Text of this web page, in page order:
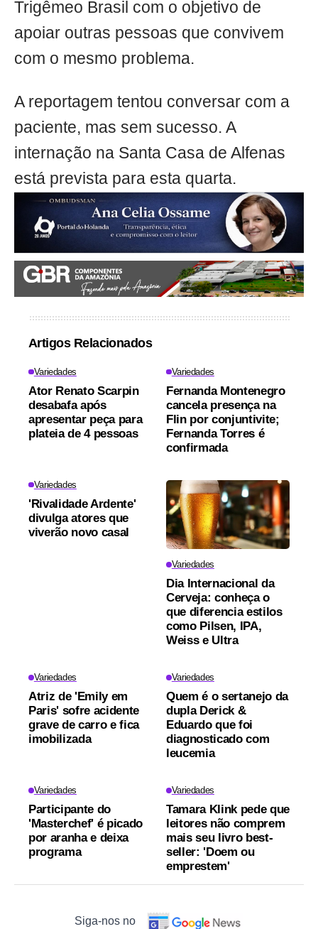
Trigêmeo Brasil com o objetivo de
apoiar outras pessoas que convivem
com o mesmo problema.
A reportagem tentou conversar com a
paciente, mas sem sucesso. A
internação na Santa Casa de Alfenas
está prevista para esta quarta.
Artigos Relacionados
Variedades
Ator Renato Scarpin
desabafa após
apresentar peça para
plateia de 4 pessoas
Variedades
Fernanda Montenegro
cancela presença na
Flin por conjuntivite;
Fernanda Torres é
confirmada
Variedades
'Rivalidade Ardente'
divulga atores que
viverão novo casal
Variedades
Dia Internacional da
Cerveja: conheça o
que diferencia estilos
como Pilsen, IPA,
Weiss e Ultra
Variedades
Atriz de 'Emily em
Paris' sofre acidente
grave de carro e fica
imobilizada
Variedades
Quem é o sertanejo da
dupla Derick &
Eduardo que foi
diagnosticado com
leucemia
Variedades
Participante do
'Masterchef' é picado
por aranha e deixa
programa
Variedades
Tamara Klink pede que
leitores não comprem
mais seu livro best-
seller: 'Doem ou
emprestem'
Siga-nos no